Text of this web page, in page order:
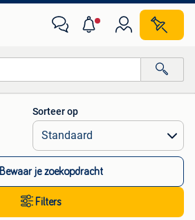
Alle afstanden…
Sorteer op
Bewaar je zoekopdracht
Filters